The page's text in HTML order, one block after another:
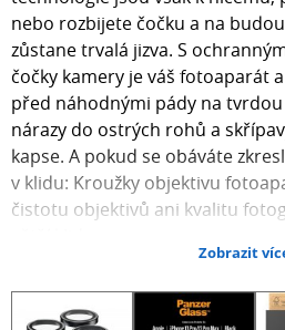
nebo rozbijete čočku a na
zůstane trvalá jizva. S
čočky kamery je váš fotoaparát
před náhodnými pády na
nárazy do ostrých rohů a
kapse. A pokud se obáváte
v klidu: Kroužky objektivu
čistotu objektivů ani kvalitu
- Každý kroužek sedí
fotoaparátu
Zobrazit